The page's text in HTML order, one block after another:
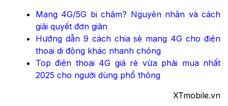
Mạng 4G/5G bị chậm? Nguyên nhân và cách
giải quyết đơn giản
Hướng dẫn 9 cách chia sẻ mạng 4G cho điện
thoại di động khác nhanh chóng
Top điện thoại 4G giá rẻ vừa phải mua nhất
2025 cho người dùng phổ thông
XTmobile.vn